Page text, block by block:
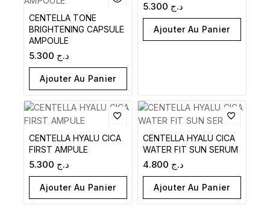
CENTELLA TONE
BRIGHTENING CAPSULE
AMPOULE
د.ج
Ajouter Au Panier
د.ج
Ajouter Au Panier
CENTELLA HYALU CICA
FIRST AMPULE
د.ج
Ajouter Au Panier
CENTELLA HYALU CICA
WATER FIT SUN SERUM
د.ج
Ajouter Au Panier